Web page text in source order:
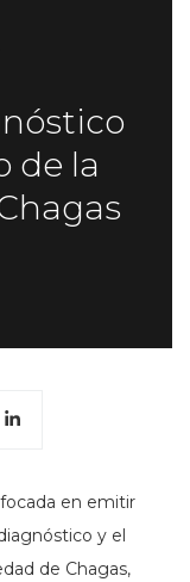
de la
en emitir
y el
de Chagas,